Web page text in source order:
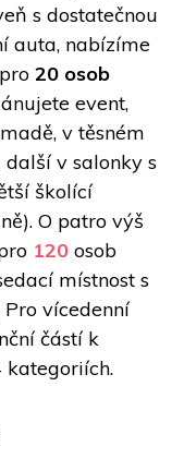
s dostatečnou
auta, nabízíme
pro 20 osob
event,
v těsném
další v salonky s
školící
O patro výš
120 osob
místnost s
Pro vícedenní
částí k
kategoriích.